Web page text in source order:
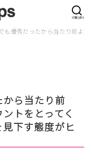
も優秀だったから当たり前よ
ら当たり前
トをとってく
下す態度がヒ